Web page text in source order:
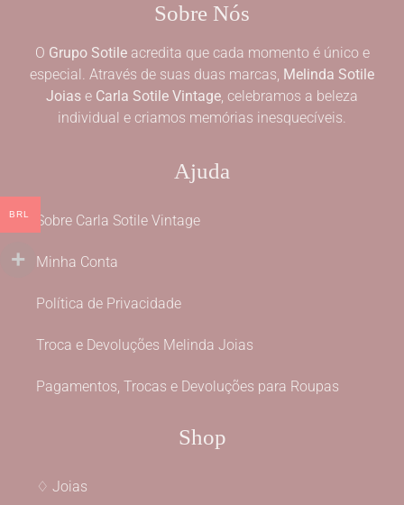
Sobre Nós
O Grupo Sotileacredita que cada momento é único e
especial. Através de suas duas marcas, Melinda Sotile
Joias e Carla Sotile Vintage, celebramos a beleza
individual e criamos memórias inesquecíveis.
Ajuda
Sobre Carla Sotile Vintage
Minha Conta
Política de Privacidade
Troca e Devoluções Melinda Joias
Pagamentos, Trocas e Devoluções para Roupas
Shop
♢ Joias
BRL